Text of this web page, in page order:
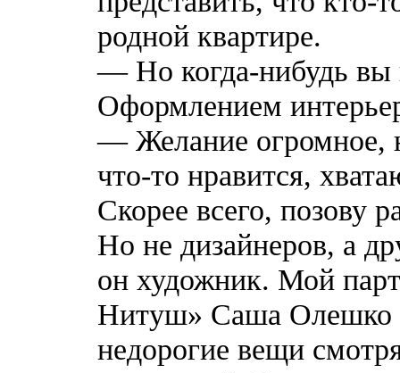
родной квартире.
— Но когда-нибудь вы
Оформлением
— Желание огромное,
что-то нравится,
Скорее всего, позову
Но не дизайнеров, а
он художник. Мой
Нитуш» Саша Олешко
недорогие вещи